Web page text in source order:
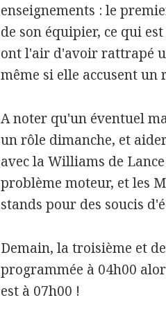
enseignements : le
de son équipier, ce qui
ont l'air d'avoir rattrapé
même si elle accusent un
A noter qu'un éventuel
un rôle dimanche, et
avec la Williams de
problème moteur, et les
stands pour des soucis
Demain, la troisième et
programmée à 04h00
est à 07h00 !